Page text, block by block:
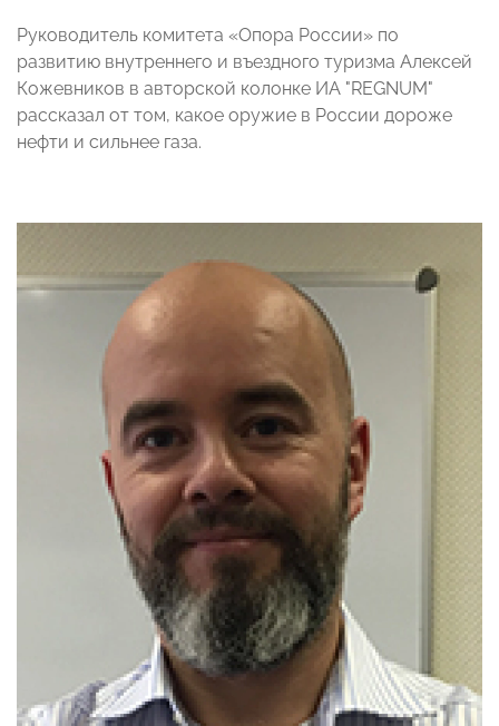
Руководитель комитета «Опора России» по
развитию внутреннего и въездного туризма Алексей
Кожевников в авторской колонке ИА "REGNUM"
рассказал от том, какое оружие в России дороже
нефти и сильнее газа.